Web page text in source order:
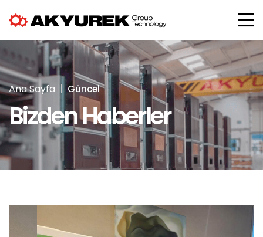
Ana Sayfa Güncel
Bizden Haberler